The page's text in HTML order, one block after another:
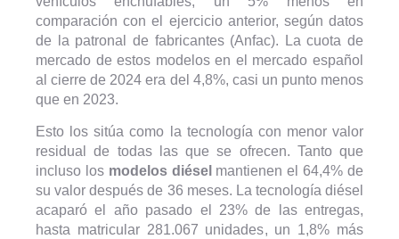
comparación con el ejercicio anterior, según datos
de la patronal de fabricantes (Anfac). La cuota de
mercado de estos modelos en el mercado español
al cierre de 2024 era del 4,8%, casi un punto menos
que en 2023.
Esto los sitúa como la tecnología con menor valor
residual de todas las que se ofrecen. Tanto que
incluso los modelos diésel mantienen el 64,4% de
su valor después de 36 meses. La tecnología diésel
acaparó el año pasado el 23% de las entregas,
hasta matricular 281.067 unidades, un 1,8% más